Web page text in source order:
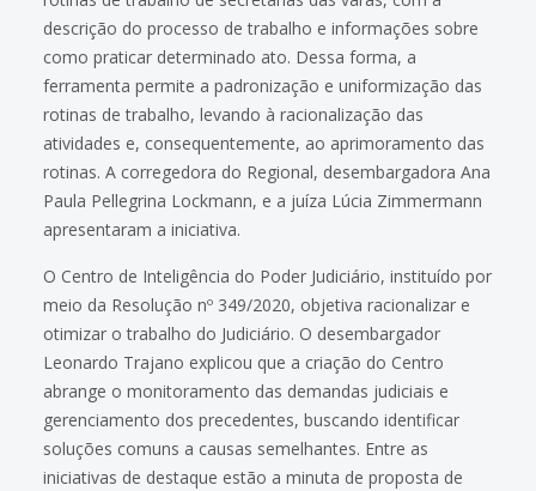
descrição do processo de trabalho e informações sobre
como praticar determinado ato. Dessa forma, a
ferramenta permite a padronização e uniformização das
rotinas de trabalho, levando à racionalização das
atividades e, consequentemente, ao aprimoramento das
rotinas. A corregedora do Regional, desembargadora Ana
Paula Pellegrina Lockmann, e a juíza Lúcia Zimmermann
apresentaram a iniciativa.
O Centro de Inteligência do Poder Judiciário, instituído por
meio da Resolução nº 349/2020, objetiva racionalizar e
otimizar o trabalho do Judiciário. O desembargador
Leonardo Trajano explicou que a criação do Centro
abrange o monitoramento das demandas judiciais e
gerenciamento dos precedentes, buscando identificar
soluções comuns a causas semelhantes. Entre as
iniciativas de destaque estão a minuta de proposta de